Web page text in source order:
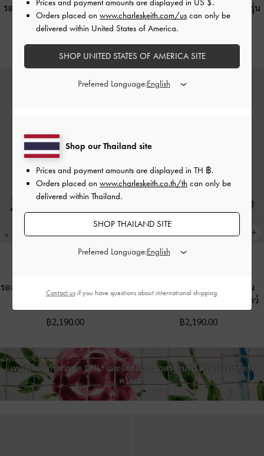
รองเท้าส้นสูงพร้อมสายรัดข้อเท้ารุ่น
Fianna-สีเบจ
฿2,590.00
รองเท้าส้นสูงพร้อมสายรัดข้อเท้ารุ่น
Fianna -สีดำ
฿2,590.00
รองเท้าแตะส้นสูงผ้าลินินรุ่น Georgie
-สีชอล์ค
฿2,190.00
รองเท้าแตะส้นสูงลายเสือดาวรุ่น
สีเนเชอรัลลายพิมพ์สัตว์
฿2,190.00
เพลิดเพลินกับส่วนลด 12%* และจัดส่งแบบมาตรฐานฟรี สำหรับการช้อป
ครั้งแรก
Shop our Thailand site
Prices and payment amounts are displayed in TH ฿.
Orders placed on www.charleskeith.co.th/th can only be
delivered within Thailand.
SHOP THAILAND SITE
Preferred Language:
Orders placed on www.charleskeith.com/us can only be
delivered within United States of America.
SHOP UNITED STATES OF AMERICA SITE
Preferred Language:
Contact usif you have questions about international shipping.